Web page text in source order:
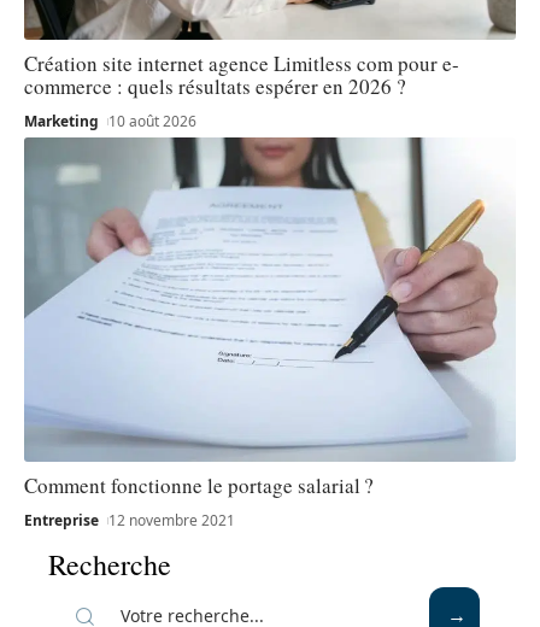
Création site internet agence Limitless com pour e-
commerce : quels résultats espérer en 2026 ?
Marketing 10 août 2026
Comment fonctionne le portage salarial ?
Entreprise 12 novembre 2021
Recherche